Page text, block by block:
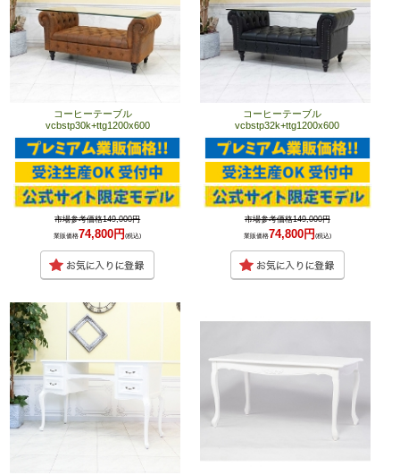
コーヒーテーブル
vcbstp30k+ttg1200x600
市場参考価格149,000円
業販価格74,800円(税込)
コーヒーテーブル
vcbstp32k+ttg1200x600
市場参考価格149,000円
業販価格74,800円 (税込)